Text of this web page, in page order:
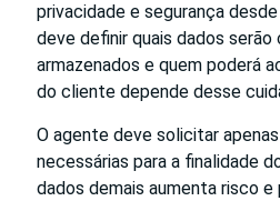
privacidade e segurança
deve definir quais dados
armazenados e quem poderá
do cliente depende desse
O agente deve solicitar
necessárias para a finalidade
dados demais aumenta risco e